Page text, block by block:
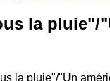
la pluie"/